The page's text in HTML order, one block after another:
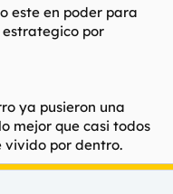
este en poder para
por
ya pusieron una
mejor que casi todos
vivido por dentro.